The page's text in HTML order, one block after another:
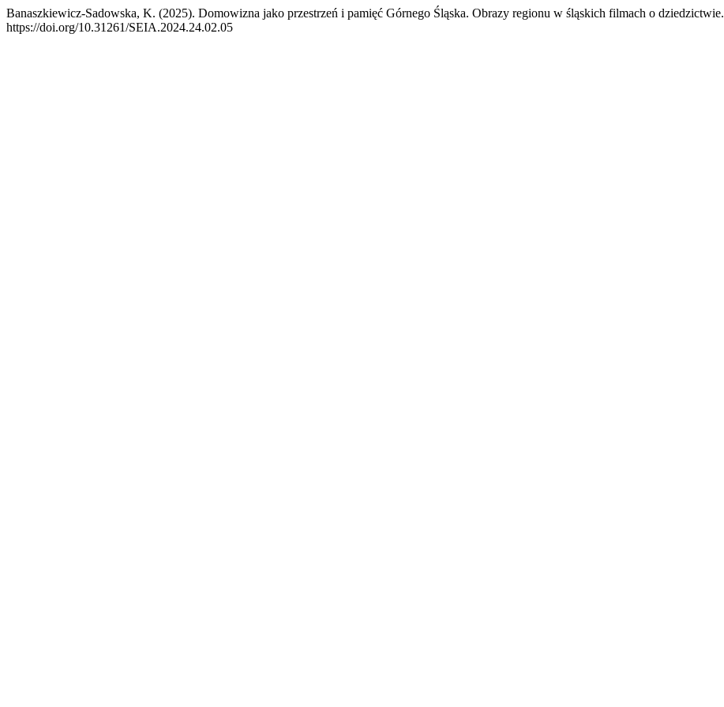
Banaszkiewicz-Sadowska, K. (2025). Domowizna jako przestrzeń i pamięć Górnego Śląska. Obrazy regionu w śląskich filmach o dziedzictwie.
https://doi.org/10.31261/SEIA.2024.24.02.05